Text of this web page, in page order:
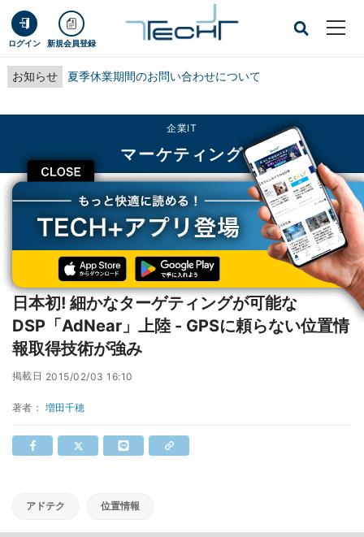
ログイン 新規会員登録
お知らせ 夏季休業期間のお問い合わせについて
CLOSE
企業IT
マーケティング
TECH+ 企業IT
マーケティング
日本初! 細かなターゲティングが可能なDSP「AdNear」上陸 - GPSに頼らない
インタビュー
日本初! 細かなターゲティングが可能な
DSP「AdNear」上陸 - GPSに頼らない位置情
報取得技術が強み
掲載日 2015/02/03 16:10
著者： 増田千穂
アドテク 位置情報